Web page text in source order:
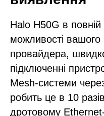
Halo H50G в повній
можливості вашого
провайдера,
підключенні
Mesh-системи
робить це в 10
дротовому